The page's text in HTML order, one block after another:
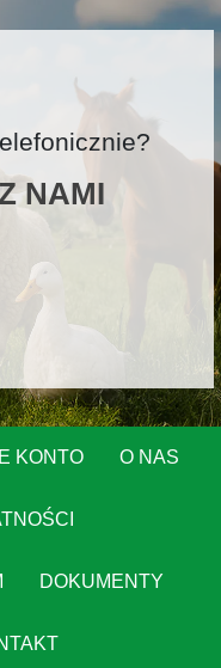
NAMI
KONTO O NAS
DOKUMENTY